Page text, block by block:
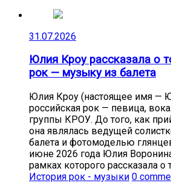
31.07.2026
Юлия Кроу рассказала о
рок — музыку из балета
Юлия Кроу (настоящее имя —
российская рок — певица,
группы КРОУ. До того, как
она являлась ведущей
балета и фотомоделью
июне 2026 года Юлия
рамках которого рассказала о
История рок - музыки 0